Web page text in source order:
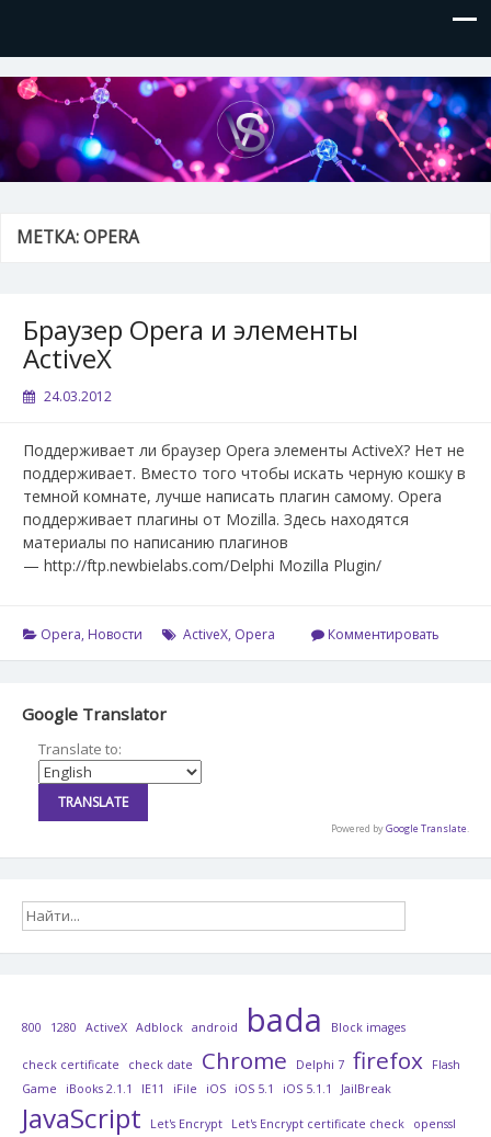
VVSite
Кое-что обо мне и о технологиях, которые я использую.
МЕТКА:OPERA
Браузер Opera и элементы
ActiveX
24.03.2012
Поддерживает ли браузер Opera элементы ActiveX? Нет не
поддерживает. Вместо того чтобы искать черную кошку в
темной комнате, лучше написать плагин самому. Opera
поддерживает плагины от Mozilla. Здесь находятся
материалы по написанию плагинов
— http://ftp.newbielabs.com/Delphi Mozilla Plugin/
Opera, Новости ActiveX, Opera Комментировать
Google Translator
Translate to:
Powered byGoogle Translate.
800 1280 ActiveX Adblock android bada Block images
check certificate check date Chrome Delphi 7 firefox
Flash
Game
iBooks 2.1.1 IE11 iFile iOS iOS 5.1 iOS 5.1.1 JailBreak
JavaScript Let's Encrypt Let's Encrypt certificate check
openssl